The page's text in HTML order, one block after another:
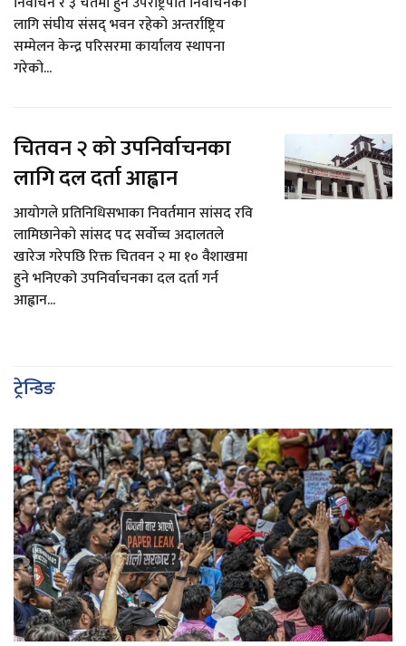
लागि संघीय संसद् भवन रहेको अन्तर्राष्ट्रिय
सम्मेलन केन्द्र परिसरमा कार्यालय स्थापना
गरेको...
चितवन २ को उपनिर्वाचनका
लागि दल दर्ता आह्वान
आयोगले प्रतिनिधिसभाका निवर्तमान सांसद रवि
लामिछानेको सांसद पद सर्वोच्च अदालतले
खारेज गरेपछि रिक्त चितवन २ मा १० वैशाखमा
हुने भनिएको उपनिर्वाचनका दल दर्ता गर्न
आह्वान...
ट्रेन्डिङ